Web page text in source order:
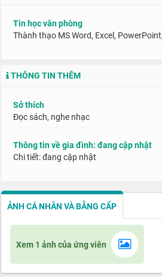
Tin học văn phòng
Thành thạo MS Word, Excel,
THÔNG TIN THÊM
Sở thích
Đọc sách, nghe nhạc
Thông tin về gia đình: đang cập nhật
Chi tiết: đang cập nhật
ẢNH CÁ NHÂN VÀ BẰNG CẤP
Xem 1 ảnh của ứng viên